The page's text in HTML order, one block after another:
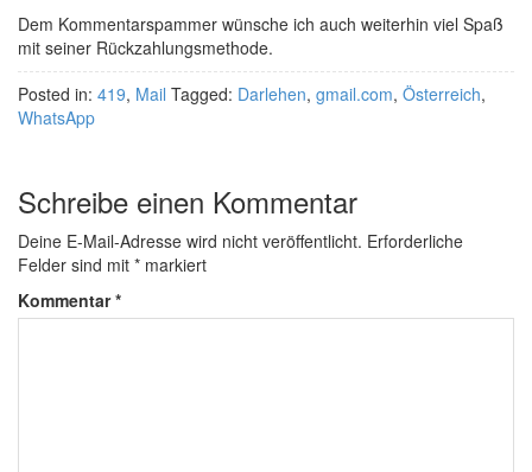
Dem Kommentarspammer wünsche ich auch weiterhin viel Spaß
mit seiner Rückzahlungsmethode.
Posted in: 419, Mail Tagged: Darlehen, gmail.com, Österreich,
WhatsApp
Schreibe einen Kommentar
Deine E-Mail-Adresse wird nicht veröffentlicht. Erforderliche
Felder sind mit * markiert
Kommentar*